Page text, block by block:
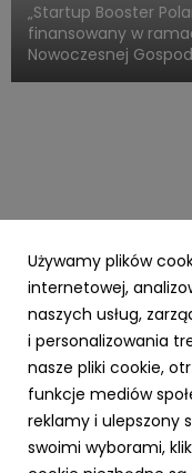
„Startup Booster
finansowany w
Nowoczesnej
PARP
Zielone światło
mln zł na
Funduszy
23 października 2025
Używamy plików
internetowej,
naszych usług,
i personalizowania
nasze pliki cookie,
funkcje mediów
reklamy i ulepszony
swoimi wyborami,